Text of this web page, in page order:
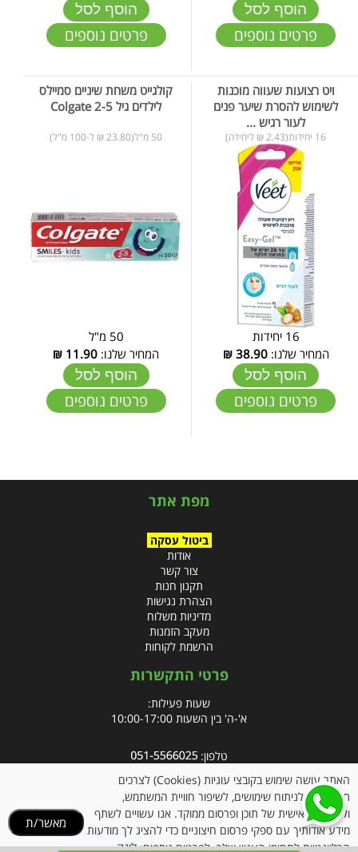
הוסף לסל
פרטים נוספים
הוסף לסל
פרטים נוספים
ויט רצועות שעווה מוכנות
לשימוש להסרת שיער פנים
לעור רגיש ...
16 יחידות(2.43 ₪ ליחידה)
16 יחידות
המחיר שלנו:38.90
₪
הוסף לסל
פרטים נוספים
קולגייט משחת שיניים סמיילס
לילדים גיל 2-5 Colgate
50 מ"ל(23.80 ₪ ל-100 מ"ל)
50 מ"ל
המחיר שלנו: 11.90
₪
הוסף לסל
פרטים נוספים
מפת אתר
ביטול עסקה
אודות
צור קשר
תקנון חנות
הצהרת נגישות
מדיניות משלוח
מעקב הזמנות
הרשמת לקוחות
פרטי התקשרות
שעות פעילות:
א'-ה' בין השעות 10:00-17:00
טלפון:
אימייל:info@clubpharm.co.il
כתובת : קניון M הדרך, צומת ינאי, מושב בית חירות 40291
האתר עושה שימוש בקובצי עוגיות (Cookies) לצרכים
תפעוליים, לניתוח שימושים, לשיפור חוויית המשתמש,
ולהתאמה אישית של תוכן ופרסום ממוקד. אנו עשויים לשתף
מידע אודותיך עם ספקי פרסום חיצוניים כדי להציג לך מודעות
הרלוונטיות לתחומי העניין שלך. לפרטים נוספים:לינק
מאשר/ת